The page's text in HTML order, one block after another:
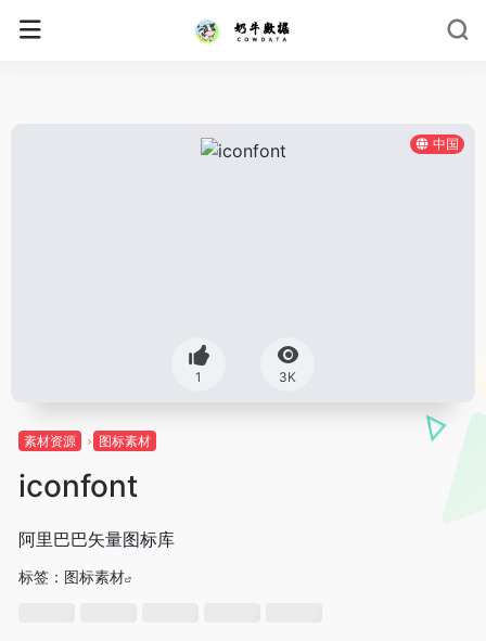
中国
1 3K
素材资源 图标素材
iconfont
阿里巴巴矢量图标库
标签： 图标素材